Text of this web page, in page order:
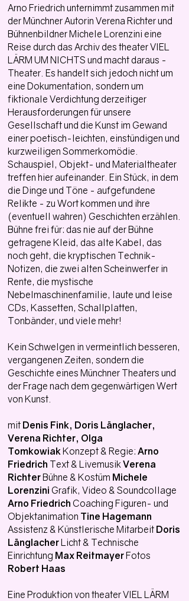
Arno Friedrich unternimmt zusammen mit
der Münchner Autorin Verena Richter und
Bühnenbildner Michele Lorenzini eine
Reise durch das Archiv des theater VIEL
LÄRM UM NICHTS und macht daraus -
Theater. Es handelt sich jedoch nicht um
eine Dokumentation, sondern um
fiktionale Verdichtung derzeitiger
Herausforderungen für unsere
Gesellschaft und die Kunst im Gewand
einer poetisch-leichten, einstündigen und
kurzweiligen Sommerkomödie.
Schauspiel, Objekt- und Materialtheater
treffen hier aufeinander. Ein Stück, in dem
die Dinge und Töne - aufgefundene
Relikte - zu Wort kommen und ihre
(eventuell wahren) Geschichten erzählen.
Bühne frei für: das nie auf der Bühne
getragene Kleid, das alte Kabel, das
noch geht, die kryptischen Technik-
Notizen, die zwei alten Scheinwerfer in
Rente, die mystische
Nebelmaschinenfamilie, laute und leise
CDs, Kassetten, Schallplatten,
Tonbänder, und viele mehr!
Kein Schwelgen in vermeintlich besseren,
vergangenen Zeiten, sondern die
Geschichte eines Münchner Theaters und
der Frage nach dem gegenwärtigen Wert
von Kunst.
mit Denis Fink, Doris Länglacher,
Verena Richter, Olga
TomkowiakKonzept & Regie: Arno
Friedrich Text & LivemusikVerena
RichterBühne & Kostüm Michele
Lorenzini Grafik, Video & Soundcollage
Arno Friedrich Coaching Figuren- und
Objektanimation Tine Hagemann
Assistenz & Künstlerische Mitarbeit Doris
LänglacherLicht & Technische
Einrichtung Max ReitmayerFotos
Robert Haas
Eine Produktion von theater VIEL LÄRM